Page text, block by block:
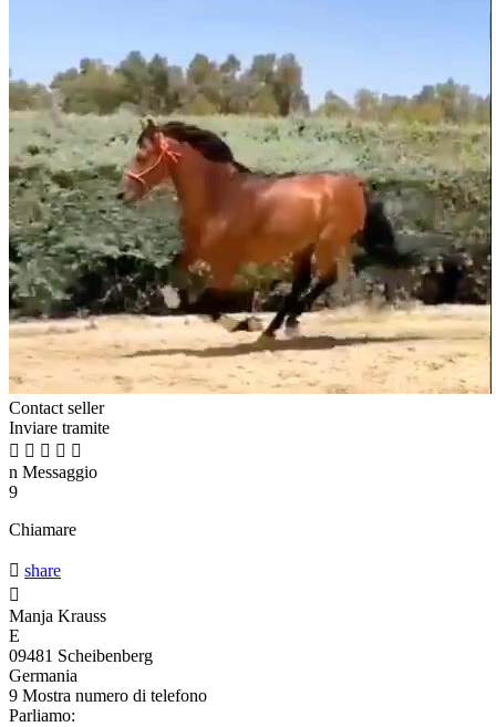
Contact seller
Inviare tramite
    
n Messaggio
9
Chiamare
 share

Manja Krauss
E
09481 Scheibenberg
Germania
9 Mostra numero di telefono
Parliamo: